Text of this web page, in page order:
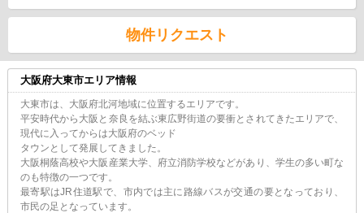
物件リクエスト
大阪府大東市エリア情報
大東市は、大阪府北河地域に位置するエリアです。
平安時代から大阪と奈良を結ぶ東広野街道の要衝とされてきたエリアで、
現代に入ってからは大阪府のベッド
タウンとして発展してきました。
大阪桐蔭高校や大阪産業大学、府立消防学校などがあり、学生の多い町な
のも特徴の一つです。
最寄駅はJR住道駅で、市内では主に路線バスが交通の要となっており、
市民の足となっています。